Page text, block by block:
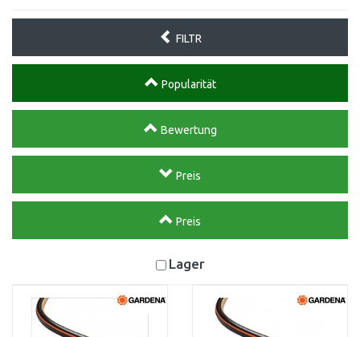
FILTR
Popularität
Bewertung
Preis
Preis
Lager